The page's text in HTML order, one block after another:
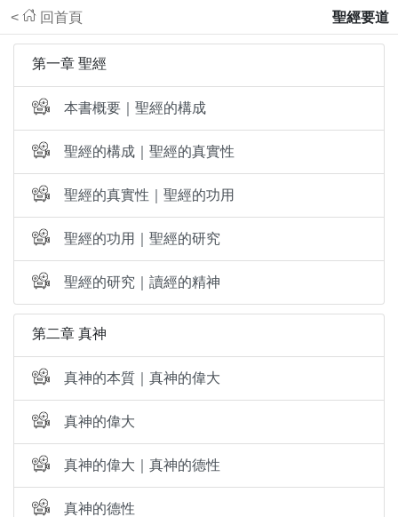
聖經要道
< 回首頁
第一章 聖經
本書概要｜聖經的構成
聖經的構成｜聖經的真實性
聖經的真實性｜聖經的功用
聖經的功用｜聖經的研究
聖經的研究｜讀經的精神
第二章 真神
真神的本質｜真神的偉大
真神的偉大
真神的偉大｜真神的德性
真神的德性